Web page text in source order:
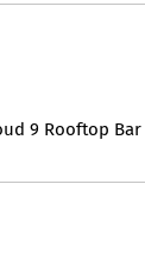
9 Rooftop Bar